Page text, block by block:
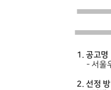
1. 공고명
-서울
2. 선정